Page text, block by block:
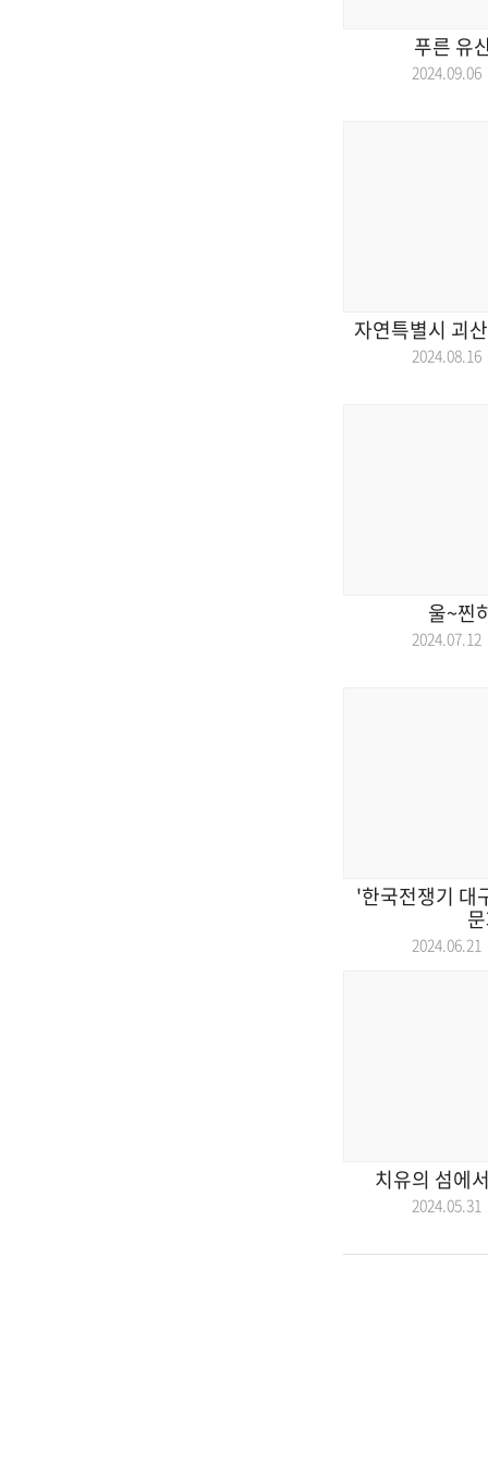
푸른 유
자연특별시 괴
울~찐
'한국전쟁기 대
치유의 섬에